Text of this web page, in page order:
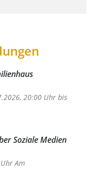
20:00 Uhr bis
Soziale Medien
Am